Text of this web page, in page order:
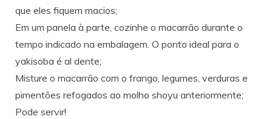
que eles fiquem macios;
Em um panela à parte, cozinhe o macarrão durante o
tempo indicado na embalagem. O ponto ideal para o
yakisoba é al dente;
Misture o macarrão com o frango, legumes, verduras e
pimentões refogados ao molho shoyu anteriormente;
Pode servir!